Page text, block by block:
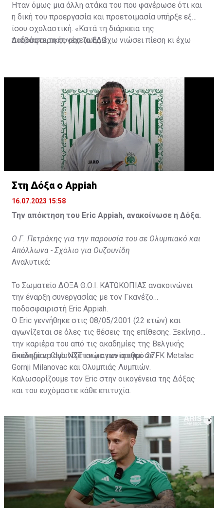
Ήταν όμως μια άλλη ατάκα του που φανέρωσε ότι και
η δική του προεργασία και προετοιμασία υπήρξε εξ
ίσου σχολαστική. «Κατά τη διάρκεια της
ποδοσφαιρικής μου ζωής έχω νιώσει πίεση κι έχω
31χρονος άσος.
Διαβάστε τη συνέχειαΕΔΩ
Στη Δόξα ο Appiah
16.07.2023 15:58
Την απόκτηση του Eric Appiah, ανακοίνωσε η Δόξα.
Ο Γ. Πετράκης για την παρουσία του σε Ολυμπιακό και
Απόλλωνα - Σχόλιο για Ουζουνίδη
Αναλυτικά:
Το Σωματείο ΔΟΞΑ Θ.Ο.Ι. ΚΑΤΩΚΟΠΙΑΣ ανακοινώνει
την έναρξη συνεργασίας με τον Γκανέζο
ποδοσφαιριστή Eric Appiah.
Ο Eric γεννήθηκε στις 08/05/2001 (22 ετών) και
αγωνίζεται σε όλες τις θέσεις της επίθεσης. Ξεκίνησε
την καριέρα του από τις ακαδημίες της Βελγικής
ακαδημίας Club NXT ενώ αγωνίστηκε σε FK Metalac
Gornji Milanovac και Ολυμπιάς Λυμπιών.
Επέλεξε να αγωνίζεται με τον αριθμό 27.
Καλωσορίζουμε τον Eric στην οικογένεια της Δόξας
και του ευχόμαστε κάθε επιτυχία.